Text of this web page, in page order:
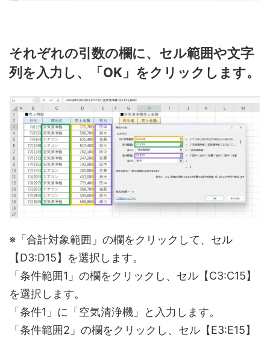
それぞれの引数の欄に、セル範囲や文字
列を入力し、「OK」をクリックします。
※「合計対象範囲」の欄をクリックして、セル
【D3:D15】を選択します。
「条件範囲1」の欄をクリックし、セル【C3:C15】
を選択します。
「条件1」に「空気清浄機」と入力します。
「条件範囲2」の欄をクリックし、セル【E3:E15】